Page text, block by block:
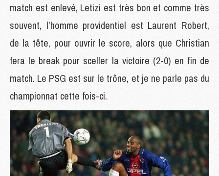
match est enlevé, Letizi est très bon et comme très
souvent, l’homme providentiel est Laurent Robert,
de la tête, pour ouvrir le score, alors que Christian
fera le break pour sceller la victoire (2-0) en fin de
match. Le PSG est sur le trône, et je ne parle pas du
championnat cette fois-ci.